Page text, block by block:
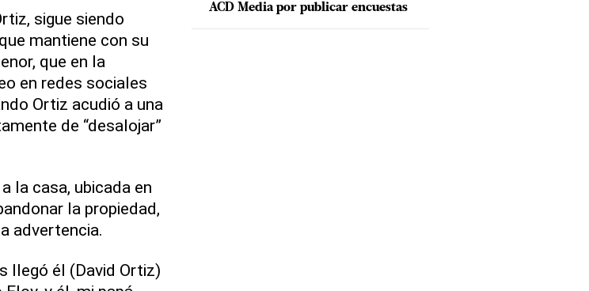
sigue siendo
mantiene con su
que en la
en redes sociales
Ortiz acudió a una
de “desalojar”
la casa, ubicada en
la propiedad,
advertencia.
llegó él (David Ortiz)
ACD Media por publicar encuestas